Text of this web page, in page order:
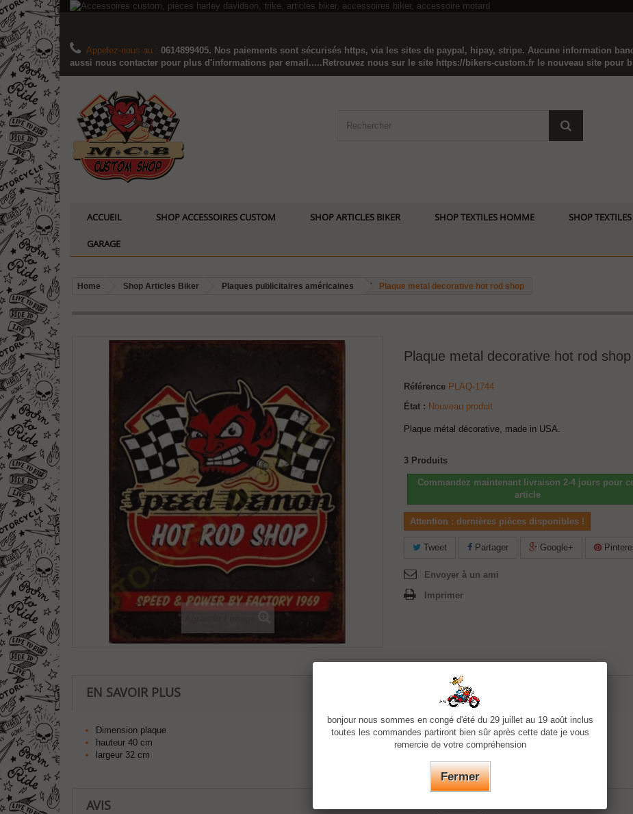
Appelez-nous au : 0614899405. Nos paiements sont sécurisés https, via les sites de paypal, hipay, stripe. Aucune information
aussi nous contacter pour plus d'informations par email.....Retrouvez nous sur le site https://bikers-custom.fr le nouveau site pour
ACCUEIL SHOP ACCESSOIRES CUSTOM SHOP ARTICLES BIKER SHOP TEXTILES HOMME SHOP
GARAGE
Home Shop Articles Biker Plaques publicitaires américaines Plaque metal decorative hot rod shop
Plaque metal decorative hot rod shop
Référence PLAQ-1744
État : Nouveau produit
Plaque métal décorative, made in USA.
3 Produits
Commandez maintenant livraison 2-4 jours pour
article
Attention : dernières pièces disponibles !
Tweet Partager Google+
Envoyer à un ami
Imprimer
EN SAVOIR PLUS
Dimension plaque
hauteur 40 cm
largeur 32 cm
AVIS
bonjour nous sommes en congé d'été du 29 juillet au 19 août inclus
toutes les commandes partiront bien sûr après cette date je vous
remercie de votre compréhension
Fermer